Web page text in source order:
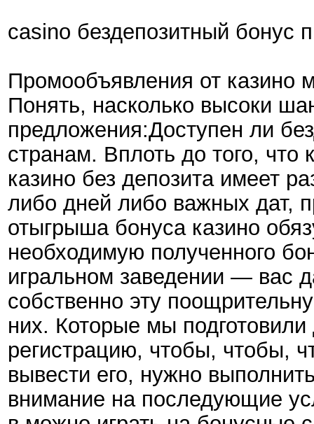
casino бездепозитный бонус
Промообъявления от казино
Понять, насколько высоки
предложения:Доступен ли
странам. Вплоть до того, что
казино без депозита имеет
либо дней либо важных дат,
отыгрыша бонуса казино
необходимую полученного
игральном заведении — вас
собственно эту
них. Которые мы
регистрацию, чтобы, чтобы,
вывести его, нужно
внимание на последующие